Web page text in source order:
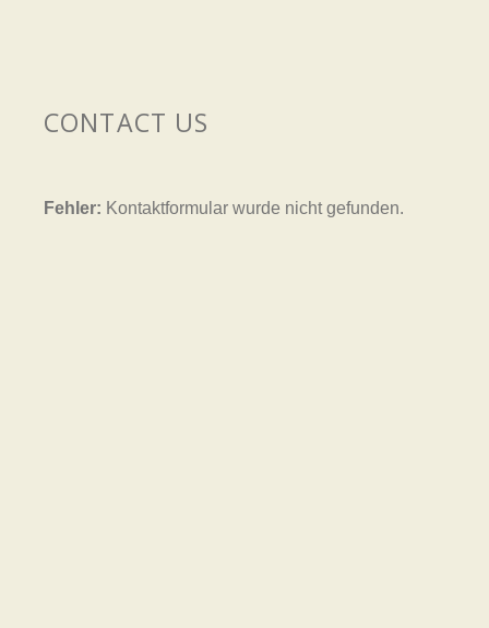
CONTACT US
Fehler: Kontaktformular wurde nicht gefunden.